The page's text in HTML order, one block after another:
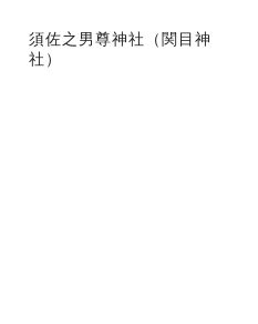
須佐之男尊神社（関目神
社）